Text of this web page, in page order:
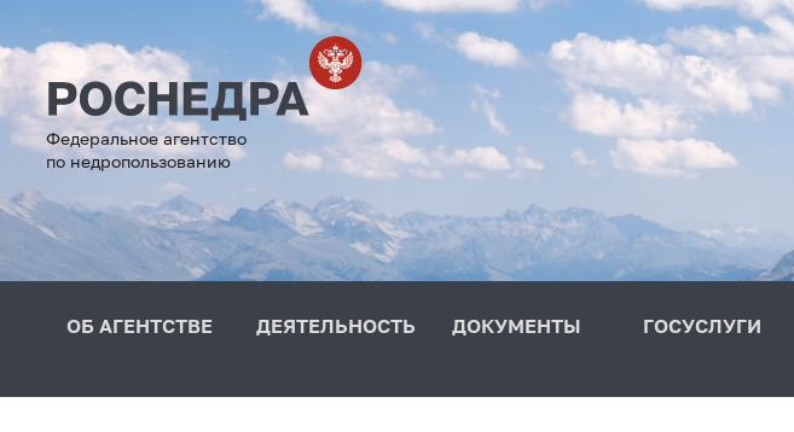
Федеральное агентство
по недропользованию
ОБ АГЕНТСТВЕ ДЕЯТЕЛЬНОСТЬ ДОКУМЕНТЫ ГОСУСЛУГИ